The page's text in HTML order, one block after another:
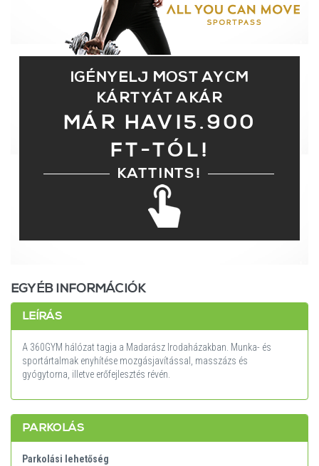
IGÉNYELJ MOST AYCM
KÁRTYÁT AKÁR
MÁR HAVI5.900
FT-TÓL!
KATTINTS!
EGYÉB INFORMÁCIÓK
LEÍRÁS
A 360GYM hálózat tagja a Madarász Irodaházakban. Munka- és
sportártalmak enyhítése mozgásjavítással, masszázs és
gyógytorna, illetve erőfejlesztés révén.
PARKOLÁS
Parkolási lehetőség